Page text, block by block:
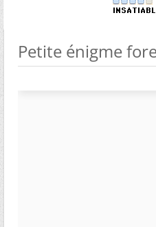
Petite énigme